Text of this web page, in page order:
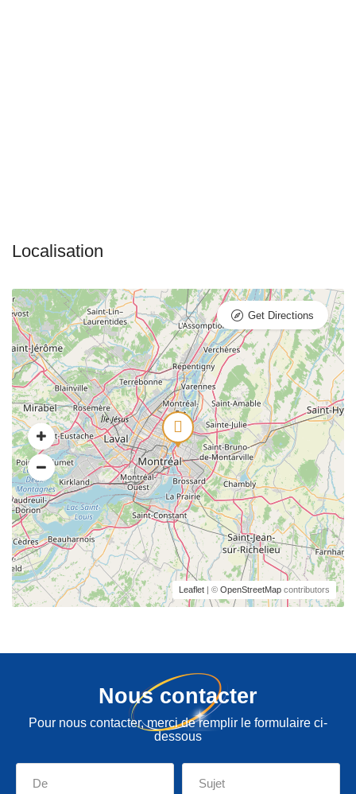
Leaflet | © OpenStreetMap contributors
Get Directions
Nous contacter
Pour nous contacter, merci de remplir le formulaire ci-
dessous